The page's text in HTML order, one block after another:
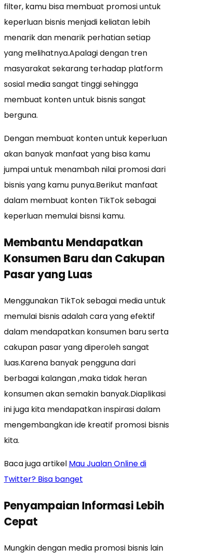
filter, kamu bisa membuat promosi untuk
keperluan bisnis menjadi keliatan lebih
menarik dan menarik perhatian setiap
yang melihatnya.Apalagi dengan tren
masyarakat sekarang terhadap platform
sosial media sangat tinggi sehingga
membuat konten untuk bisnis sangat
berguna.
Dengan membuat konten untuk keperluan
akan banyak manfaat yang bisa kamu
jumpai untuk menambah nilai promosi dari
bisnis yang kamu punya.Berikut manfaat
dalam membuat konten TikTok sebagai
keperluan memulai bisnsi kamu.
Membantu Mendapatkan
Konsumen Baru dan Cakupan
Pasar yang Luas
Menggunakan TikTok sebagai media untuk
memulai bisnis adalah cara yang efektif
dalam mendapatkan konsumen baru serta
cakupan pasar yang diperoleh sangat
luas.Karena banyak pengguna dari
berbagai kalangan ,maka tidak heran
konsumen akan semakin banyak.Diaplikasi
ini juga kita mendapatkan inspirasi dalam
mengembangkan ide kreatif promosi bisnis
kita.
Baca juga artikel Mau Jualan Online di
Twitter? Bisa banget
Penyampaian Informasi Lebih
Cepat
Mungkin dengan media promosi bisnis lain